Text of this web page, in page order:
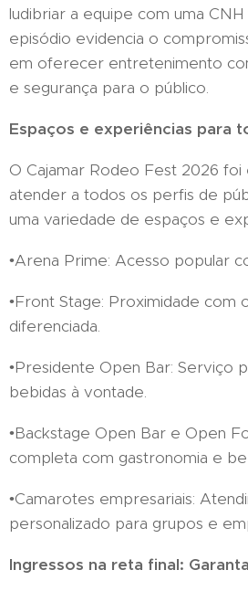
ludibriar a equipe com uma CNH
episódio evidencia o
em oferecer entretenimento
e segurança para o público.
Espaços e experiências para
O Cajamar Rodeo Fest 2026
atender a todos os perfis de
uma variedade de espaços e
•Arena Prime: Acesso popular
•Front Stage: Proximidade com
diferenciada.
•Presidente Open Bar: Serviço
bebidas à vontade.
•Backstage Open Bar e Open
completa com gastronomia e
•Camarotes empresariais:
personalizado para grupos e
Ingressos na reta final: